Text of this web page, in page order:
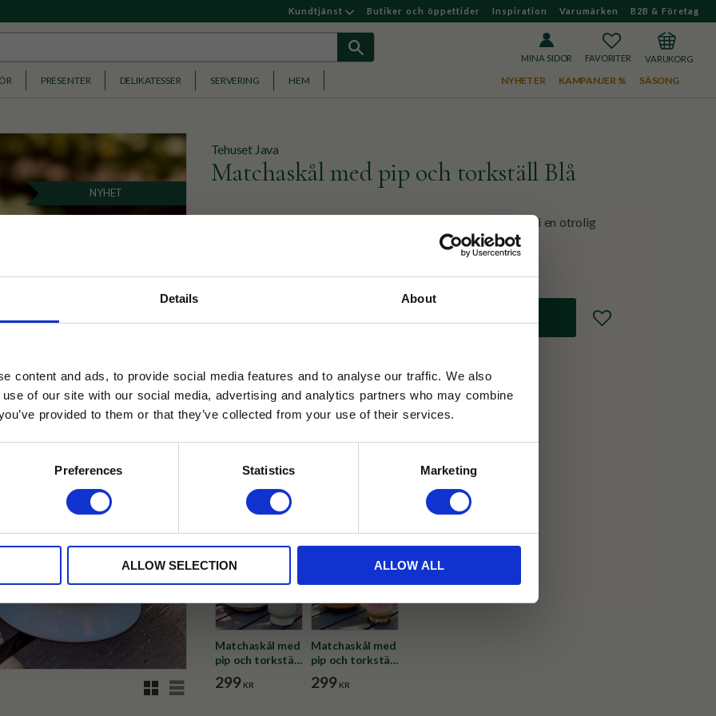
Details About
content and ads, to provide social media features and to analyse our traffic. We also
of our site with our social media, advertising and analytics partners who may combine
provided to them or that they’ve collected from your use of their services.
Preferences Statistics Marketing
ALLOW SELECTION ALLOW ALL
Kundtjänst Butiker och öppettider Inspiration Varumärken B2B & Företag
MINA SIDOR
FAVORITERKUNDVAGN
PRESENTER DELIKATESSER SERVERING HEM NYHETER KAMPANJER % SÄSONG
Tehuset Java
Matchaskål med pip och torkställ Blå
Matchaskål med pip och tillhörande torkställ till matchavisp i en otrolig
NYHET
RutnätsvyListvy
299KR
Lägg till i favoriter
✓ Fri frakt över 399 kr
✓ Betala direkt eller inom 30 dagar
✓ Gratis teprov i varje beställning
Visa alla produkter från Tehuset Java
Matchaskål med
pip och torkställ
Grön
299 KR
Matchaskål med
pip och torkställ
Rosa/Vit/Brun
299 KR
Läs mer
Rabatten fungerar endast
med andra erbjudanden.